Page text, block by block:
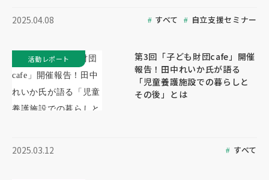
2025.04.08 すべて 自立支援セミナー
第3回「子ども財団cafe」開催
報告！田中れいか氏が語る
「児童養護施設での暮らしと
その後」とは
2025.03.12 すべて
活動レポート